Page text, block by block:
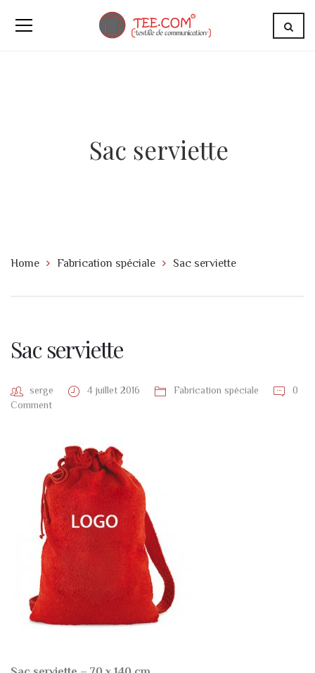
Sac serviette
Home Fabrication spéciale Sac serviette
Sac serviette
serge 4 juillet 2016 Fabrication spéciale
0
Comment